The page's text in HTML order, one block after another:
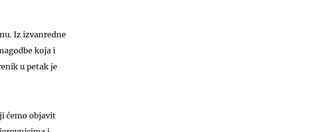
Iz izvanredne
koja i
u petak je
ćemo objavit